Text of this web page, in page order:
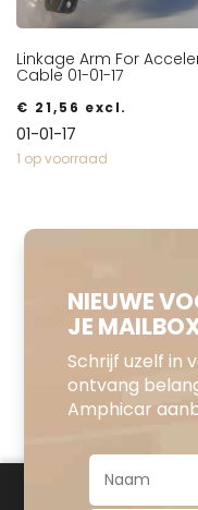
Linkage Arm For
Cable 01-01-17
€ 21,56 excl.
01-01-17
1 op voorraad
NIEUWE
JE
Schrijf uzelf in
ontvang
Amphicar